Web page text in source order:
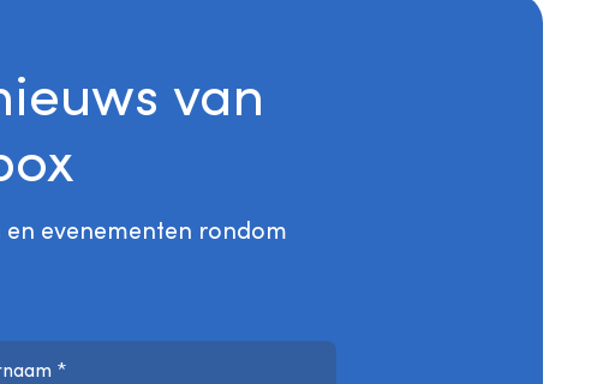
van
evenementen rondom
*